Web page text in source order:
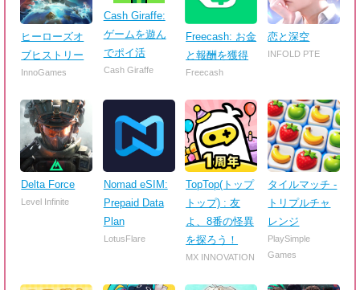
ヒーローズオ
ブヒストリー
InnoGames
Cash Giraffe:
ゲームを遊ん
でポイ活
Cash Giraffe
Freecash: お金
と報酬を獲得
Freecash
恋と深空
INFOLD PTE
Delta Force
Level Infinite
Nomad eSIM:
Prepaid Data
Plan
LotusFlare
TopTop(トップ
トップ) : 友
よ、8番の怪異
を探ろう！
MX INNOVATION
タイルマッチ -
トリプルチャ
レンジ
PlaySimple
Games